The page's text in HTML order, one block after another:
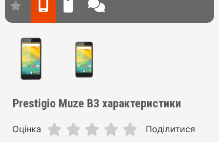
Prestigio Muze B3 характеристики
Оцінка Поділитися